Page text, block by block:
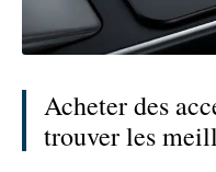
Acheter des
trouver les